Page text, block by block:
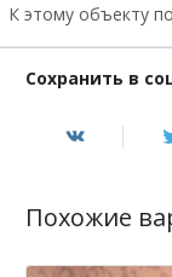
К этому объекту
Сохранить в
Похожие